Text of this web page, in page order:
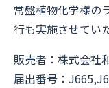
常盤植物化学様の
行も実施させてい
販売者：株式会社
届出番号：